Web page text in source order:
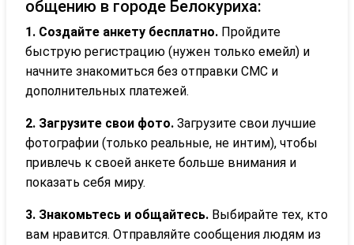
общению в городе Белокуриха:
1. Создайте анкету бесплатно. Пройдите
быструю регистрацию (нужен только емейл) и
начните знакомиться без отправки СМС и
дополнительных платежей.
2. Загрузите свои фото. Загрузите свои лучшие
фотографии (только реальные, не интим), чтобы
привлечь к своей анкете больше внимания и
показать себя миру.
3. Знакомьтесь и общайтесь. Выбирайте тех, кто
вам нравится. Отправляйте сообщения людям из